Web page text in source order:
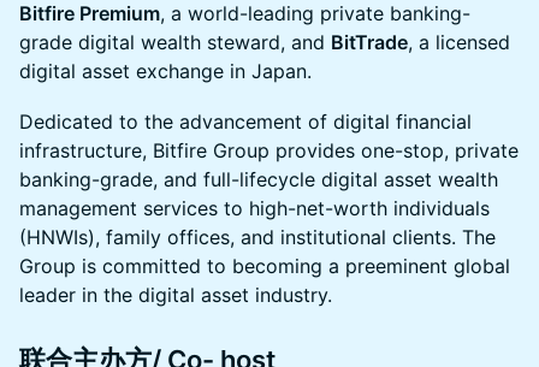
Bitfire Premium, a world-leading private banking-
grade digital wealth steward, and BitTrade, a licensed
digital asset exchange in Japan.
Dedicated to the advancement of digital financial
infrastructure, Bitfire Group provides one-stop, private
banking-grade, and full-lifecycle digital asset wealth
management services to high-net-worth individuals
(HNWIs), family offices, and institutional clients. The
Group is committed to becoming a preeminent global
leader in the digital asset industry.
联合主办方/ Co- host